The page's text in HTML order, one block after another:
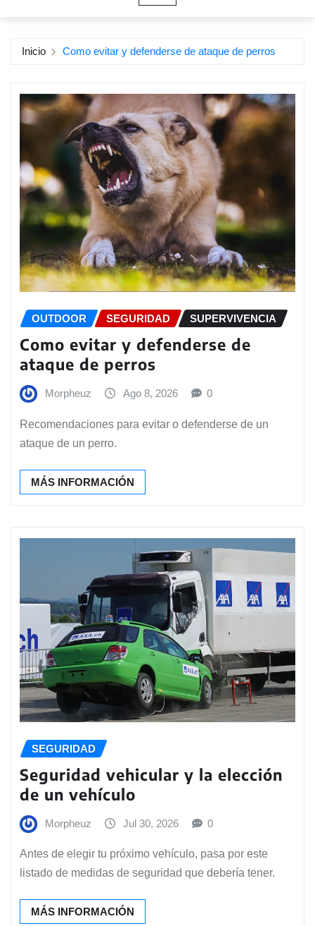
Inicio Como evitar y defenderse de ataque de perros
OUTDOOR SEGURIDAD SUPERVIVENCIA
Como evitar y defenderse de
ataque de perros
Morpheuz Ago 8, 2026 0
Recomendaciones para evitar o defenderse de un
ataque de un perro.
MÁS INFORMACIÓN
SEGURIDAD
Seguridad vehicular y la elección
de un vehículo
Morpheuz Jul 30, 2026 0
Antes de elegir tu próximo vehículo, pasa por este
listado de medidas de seguridad que debería tener.
MÁS INFORMACIÓN